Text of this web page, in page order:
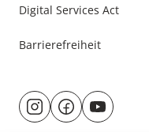
Digital Services Act
Barrierefreiheit
Besuche
uns@rund.ums.baby
facebook.com/